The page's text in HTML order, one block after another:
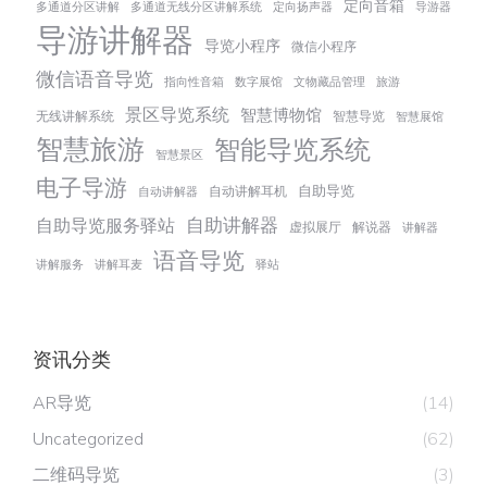
多通道分区讲解 多通道无线分区讲解系统 定向扬声器 定向音箱 导游器
导游讲解器 导览小程序 微信小程序
微信语音导览 指向性音箱 数字展馆 文物藏品管理 旅游
无线讲解系统 景区导览系统 智慧博物馆 智慧导览 智慧展馆
智慧旅游 智慧景区 智能导览系统
电子导游 自动讲解器 自动讲解耳机 自助导览
自助导览服务驿站 自助讲解器 虚拟展厅 解说器 讲解器
讲解服务 讲解耳麦 语音导览 驿站
资讯分类
AR导览
(14)
Uncategorized
(62)
二维码导览
(3)